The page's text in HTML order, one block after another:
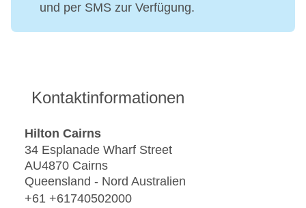
und per SMS zur Verfügung.
Kontaktinformationen
Hilton Cairns
34 Esplanade Wharf Street
AU4870 Cairns
Queensland - Nord Australien
+61 +61740502000